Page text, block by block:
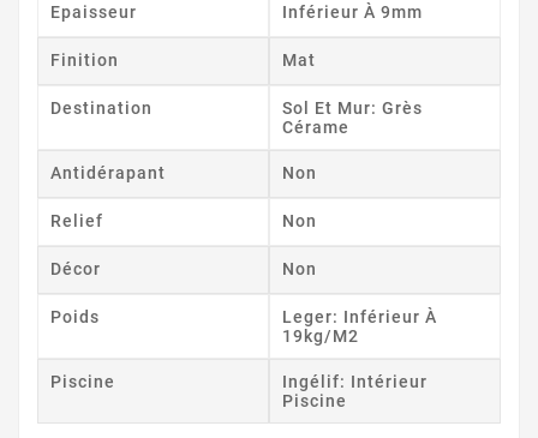
Epaisseur Inférieur À 9mm
Finition Mat
Destination
Sol Et Mur: Grès
Cérame
Antidérapant Non
Relief Non
Décor Non
Poids
Leger: Inférieur À
19kg/m2
Piscine
Ingélif: Intérieur
Piscine